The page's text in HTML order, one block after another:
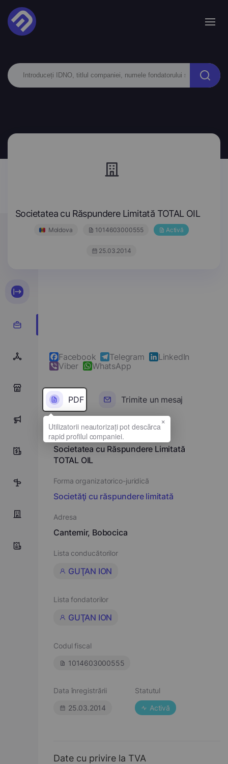
Societatea cu Răspundere Limitată TOTAL OIL
Moldova 1014603000555 Activă
25.03.2014
5
50
Facebook Telegram
LinkedIn
Viber
WhatsApp
PDF Trimite un mesaj
Denumirea completă
Societatea cu Răspundere Limitată
TOTAL OIL
Forma organizatorico-juridică
Societăţi cu răspundere limitată
Adresa
Cantemir, Bobocica
Lista conducătorilor
GUŢAN ION
Lista fondatorilor
GUŢAN ION
Codul fiscal
1014603000555
Data înregistrării
25.03.2014
Statutul
Activă
Date cu privire la TVA
×